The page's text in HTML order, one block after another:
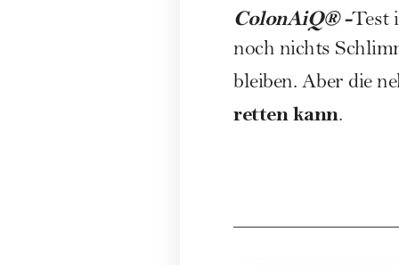
ColonAiQ® -Test
noch nichts
bleiben. Aber die
retten kann.